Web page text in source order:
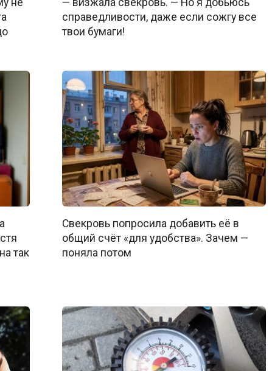
справедливости, даже если сожгу все
твои бумаги!
так
Свекровь попросила добавить её в
общий счёт «для удобства». Зачем —
поняла потом